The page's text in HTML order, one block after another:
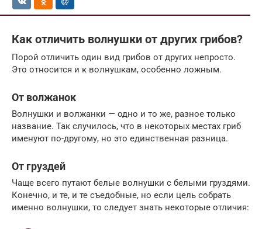
Как отличить волнушки от других грибов?
Порой отличить один вид грибов от других непросто.
Это относится и к волнушкам, особенно ложным.
От волжанок
Волнушки и волжанки — одно и то же, разное только
название. Так случилось, что в некоторых местах гриб
именуют по-другому, но это единственная разница.
От груздей
Чаще всего путают белые волнушки с белыми груздями.
Конечно, и те, и те съедобные, но если цель собрать
именно волнушки, то следует знать некоторые отличия: